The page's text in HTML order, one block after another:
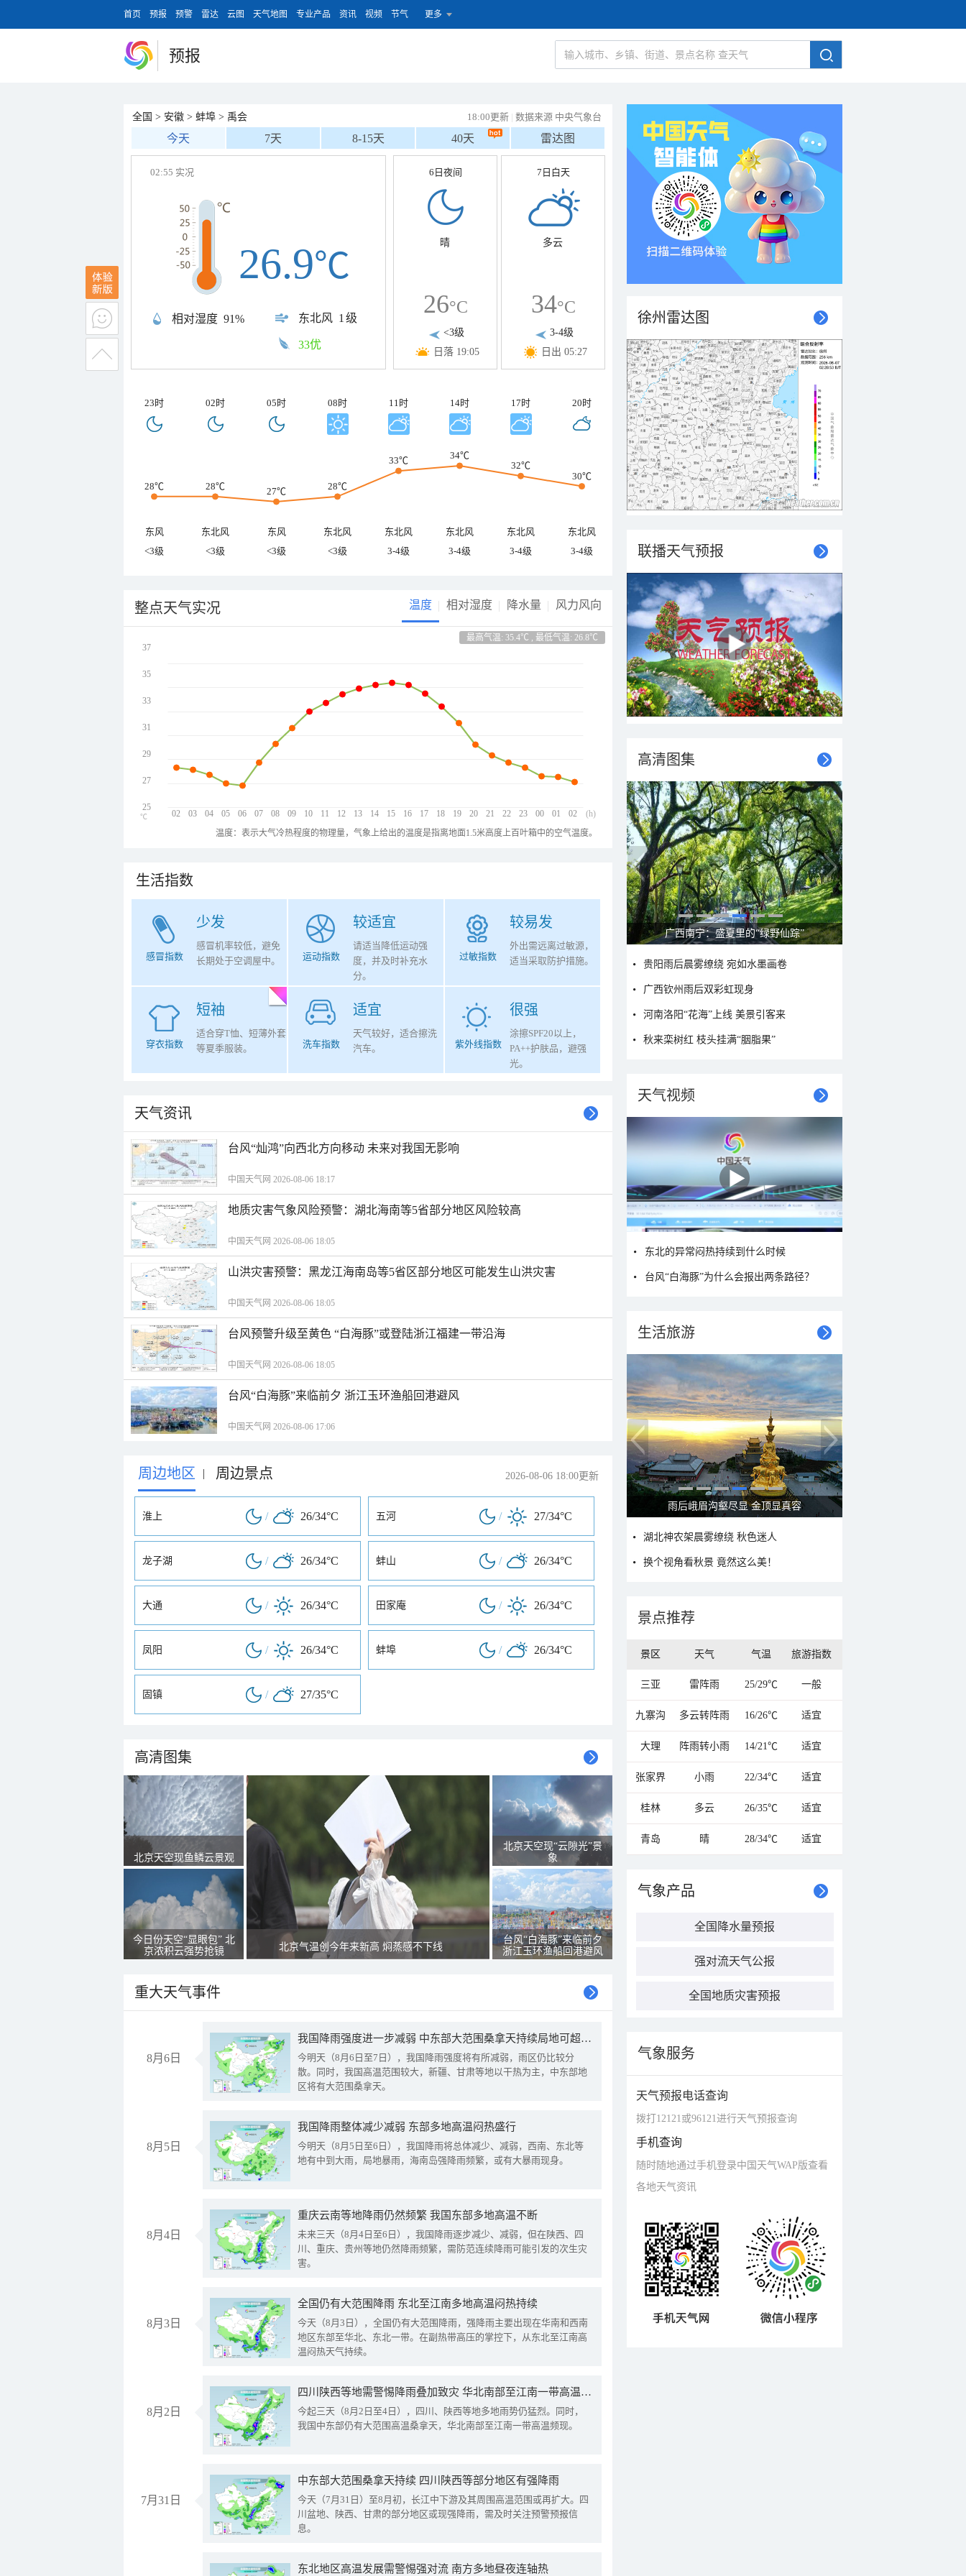
首页 预报 预警 雷达 云图 天气地图 专业产品 资讯 视频 节气 更多
预报
全国 > 安徽 > 蚌埠 > 禹会 18:00更新 | 数据来源 中央气象台
今天 7天 8-15天 40天 雷达图
02:55 实况
相对湿度 91% 东北风 1级
26.9℃
33优
6日夜间
晴
26°C
<3级
日落 19:05
7日白天
多云
34°C
3-4级
日出 05:27
23时 02时 05时 08时 11时 14时 17时 20时
28℃ 28℃ 27℃ 28℃
33℃
34℃
32℃
30℃
东风 东北风 东风 东北风 东北风 东北风 东北风
东北风
<3级
<3级 <3级 <3级 3-4级 3-4级 3-4级 3-4级
整点天气实况 温度 相对湿度 降水量 风力风向
最高气温: 35.4℃ , 最低气温: 26.8℃
02 03 04 05 06 07 08 09 10 11 12 13 14 15 16 17 18 19 20 21 22 23 00 01 02
37
35
33
31
29
27
25
(h)
℃
温度：表示大气冷热程度的物理量，气象上给出的温度是指离地面1.5米高度上百叶箱中的空气温度。
生活指数
少发
感冒指数
感冒机率较低，避免
长期处于空调屋中。
较适宜
运动指数
请适当降低运动强
度，并及时补充水
分。
较易发
过敏指数
外出需远离过敏源，
适当采取防护措施。
短袖
穿衣指数
适合穿T恤、短薄外套
等夏季服装。
适宜
洗车指数
天气较好，适合擦洗
汽车。
很强
紫外线指数
涂擦SPF20以上，
PA++护肤品，避强
光。
天气资讯
台风“灿鸿”向西北方向移动 未来对我国无影响
中国天气网 2026-08-06 18:17
地质灾害气象风险预警：湖北海南等5省部分地区风险较高
中国天气网 2026-08-06 18:05
山洪灾害预警：黑龙江海南岛等5省区部分地区可能发生山洪灾害
中国天气网 2026-08-06 18:05
台风预警升级至黄色 “白海豚”或登陆浙江福建一带沿海
中国天气网 2026-08-06 18:05
台风“白海豚”来临前夕 浙江玉环渔船回港避风
中国天气网 2026-08-06 17:06
周边地区 | 周边景点 2026-08-06 18:00更新
淮上 / 26/34°C 五河 / 27/34°C
龙子湖 / 26/34°C 蚌山 / 26/34°C
大通 / 26/34°C 田家庵 / 26/34°C
凤阳 / 26/34°C 蚌埠 / 26/34°C
固镇 / 27/35°C
高清图集
北京天空现鱼鳞云景观
今日份天空“显眼包” 北
京浓积云强势抢镜
北京气温创今年来新高 焖蒸感不下线
北京天空现“云隙光”景
象
台风“白海豚”来临前夕
浙江玉环渔船回港避风
重大天气事件
8月6日
我国降雨强度进一步减弱 中东部大范围桑拿天持续局地可超38℃
今明天（8月6日至7日），我国降雨强度将有所减弱，雨区仍比较分
散。同时，我国高温范围较大，新疆、甘肃等地以干热为主，中东部地
区将有大范围桑拿天。
8月5日
我国降雨整体减少减弱 东部多地高温闷热盛行
今明天（8月5日至6日），我国降雨将总体减少、减弱，西南、东北等
地有中到大雨，局地暴雨，海南岛强降雨频繁，或有大暴雨现身。
8月4日
重庆云南等地降雨仍然频繁 我国东部多地高温不断
未来三天（8月4日至6日），我国降雨逐步减少、减弱，但在陕西、四
川、重庆、贵州等地仍然降雨频繁，需防范连续降雨可能引发的次生灾
害。
8月3日
全国仍有大范围降雨 东北至江南多地高温闷热持续
今天（8月3日），全国仍有大范围降雨，强降雨主要出现在华南和西南
地区东部至华北、东北一带。在副热带高压的掌控下，从东北至江南高
温闷热天气持续。
8月2日
四川陕西等地需警惕降雨叠加致灾 华北南部至江南一带高温频现
今起三天（8月2日至4日），四川、陕西等地多地雨势仍猛烈。同时，
我国中东部仍有大范围高温桑拿天，华北南部至江南一带高温频现。
7月31日
中东部大范围桑拿天持续 四川陕西等部分地区有强降雨
今天（7月31日）至8月初，长江中下游及其周围高温范围或再扩大。四
川盆地、陕西、甘肃的部分地区或现强降雨，需及时关注预警预报信
息。
东北地区高温发展需警惕强对流 南方多地昼夜连轴热
徐州雷达图
联播天气预报
高清图集
呼伦贝尔草原 藏着最治愈的蓝天白云
贵阳雨后晨雾缭绕 宛如水墨画卷
广西钦州雨后双彩虹现身
河南洛阳“花海”上线 美景引客来
秋来栾树红 枝头挂满“胭脂果”
天气视频
东北的异常闷热持续到什么时候
台风“白海豚”为什么会报出两条路径？
生活旅游
秋意浓 蓝天映衬下的哈尔滨伏尔加庄园
湖北神农架晨雾缭绕 秋色迷人
换个视角看秋景 竟然这么美！
景点推荐
景区 天气 气温 旅游指数
三亚 雷阵雨 25/29℃ 一般
九寨沟 多云转阵雨 16/26℃ 适宜
大理 阵雨转小雨 14/21℃ 适宜
张家界 小雨 22/34℃ 适宜
桂林 多云 26/35℃ 适宜
青岛 晴 28/34℃ 适宜
气象产品
全国降水量预报
强对流天气公报
全国地质灾害预报
气象服务
天气预报电话查询
拨打12121或96121进行天气预报查询
手机查询
随时随地通过手机登录中国天气WAP版查看
各地天气资讯